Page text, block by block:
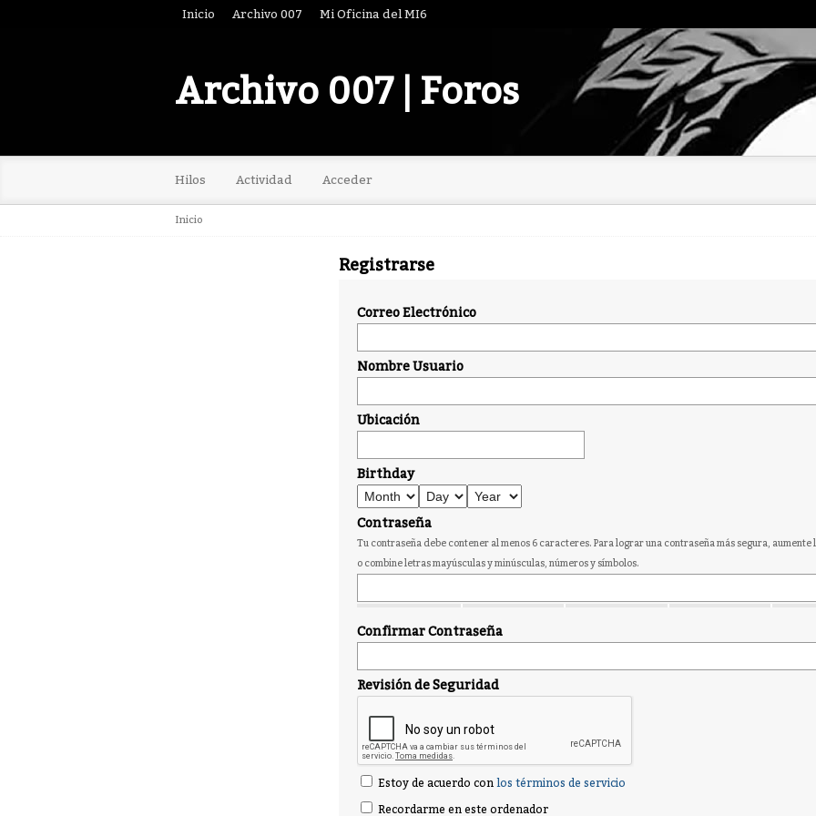
Inicio Archivo 007 Mi Oficina del MI6
Archivo 007 | Foros
Hilos Actividad Acceder
Inicio
Registrarse
Correo Electrónico
Nombre Usuario
Ubicación
Birthday
Contraseña
Tu contraseña debe contener al menos 6 caracteres. Para lograr una contraseña más segura, aumente
o combine letras mayúsculas y minúsculas, números y símbolos.
Confirmar Contraseña
Revisión de Seguridad
Estoy de acuerdo con los términos de servicio
Recordarme en este ordenador